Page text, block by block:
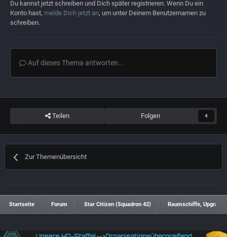
Du kannst jetzt schreiben und Dich später registrieren. Wenn Du ein
Konto hast, melde Dich jetzt an, um unter Deinem Benutzernamen zu
schreiben.
Auf dieses Thema antworten...
Teilen Folgen 4
Zur Themenübersicht
Startseite Forum Star Citizen (Squadron 42) Raumschiffe,